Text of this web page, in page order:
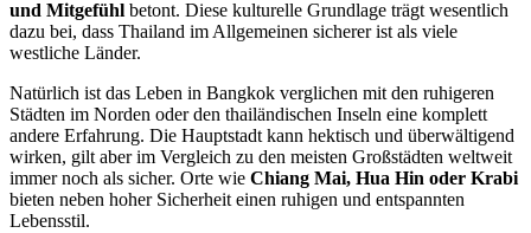
und Mitgefühl betont. Diese kulturelle Grundlage trägt wesentlich
dazu bei, dass Thailand im Allgemeinen sicherer ist als viele
westliche Länder.
Natürlich ist das Leben in Bangkok verglichen mit den ruhigeren
Städten im Norden oder den thailändischen Inseln eine komplett
andere Erfahrung. Die Hauptstadt kann hektisch und überwältigend
wirken, gilt aber im Vergleich zu den meisten Großstädten weltweit
immer noch als sicher. Orte wie Chiang Mai, Hua Hin oder Krabi
bieten neben hoher Sicherheit einen ruhigen und entspannten
Lebensstil.